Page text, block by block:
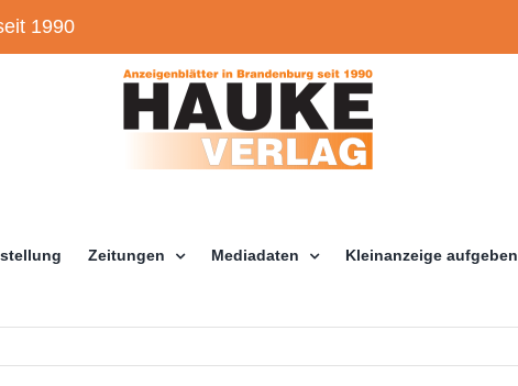
1990
Zeitungen Mediadaten Kleinanzeige aufgeben